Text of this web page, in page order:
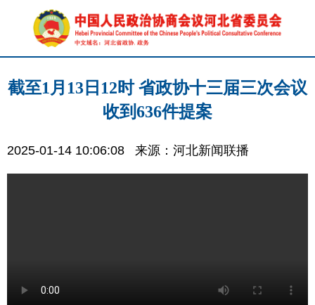
截至1月13日12时 省政协十三届三次会议
收到636件提案
2025-01-14 10:06:08 来源：河北新闻联播